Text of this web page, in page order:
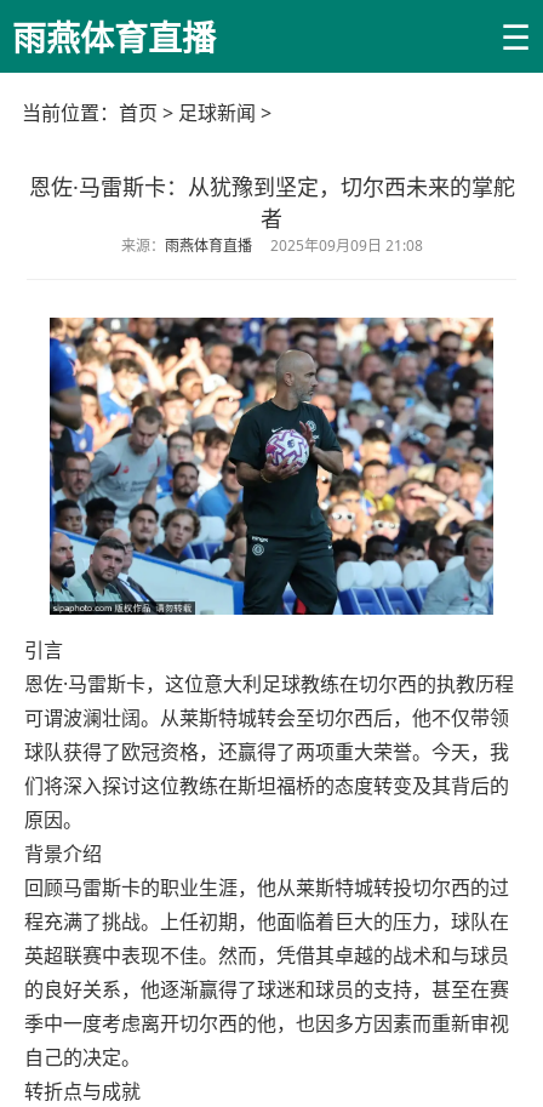
雨燕体育直播 ☰
当前位置： 首页 > 足球新闻 >
恩佐·马雷斯卡：从犹豫到坚定，切尔西未来的掌舵
者
来源： 雨燕体育直播 2025年09月09日 21:08
引言
恩佐·马雷斯卡，这位意大利足球教练在切尔西的执教历程
可谓波澜壮阔。从莱斯特城转会至切尔西后，他不仅带领
球队获得了欧冠资格，还赢得了两项重大荣誉。今天，我
们将深入探讨这位教练在斯坦福桥的态度转变及其背后的
原因。
背景介绍
回顾马雷斯卡的职业生涯，他从莱斯特城转投切尔西的过
程充满了挑战。上任初期，他面临着巨大的压力，球队在
英超联赛中表现不佳。然而，凭借其卓越的战术和与球员
的良好关系，他逐渐赢得了球迷和球员的支持，甚至在赛
季中一度考虑离开切尔西的他，也因多方因素而重新审视
自己的决定。
转折点与成就